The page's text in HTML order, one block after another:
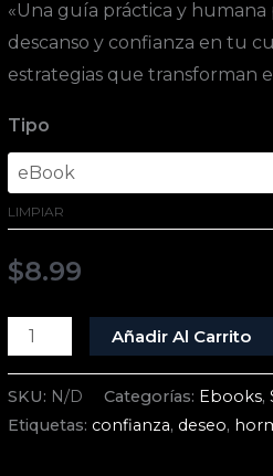
«Una guía práctica y
descanso y confianza en tu
estrategias que transforman
Tipo
LIMPIAR
$8.99
Confianza
en
tu
cantidad
Añadir Al Carrito
SKU: N/D Categorías: Ebooks,
Etiquetas: confianza, deseo,